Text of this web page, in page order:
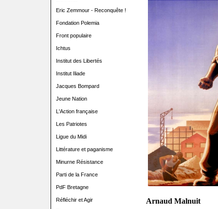
Eric Zemmour - Reconquête !
Fondation Polemia
Front populaire
Ichtus
Institut des Libertés
Institut Iliade
Jacques Bompard
Jeune Nation
L'Action française
Les Patriotes
Ligue du Midi
Littérature et paganisme
Minurne Résistance
Parti de la France
PdF Bretagne
Réfléchir et Agir
Arnaud Malnuit